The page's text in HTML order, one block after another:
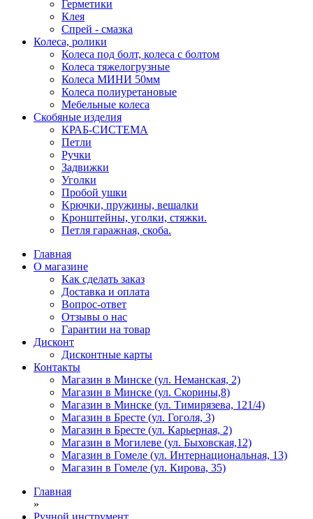
Герметики
Клея
Спрей - смазка
Колеса, ролики
Колеса под болт, колеса с болтом
Колеса тяжелогрузные
Колеса МИНИ 50мм
Колеса полиуретановые
Мебельные колеса
Скобяные изделия
КРАБ-СИСТЕМА
Петли
Ручки
Задвижки
Уголки
Пробой ушки
Kрючки, пружины, вешалки
Кронштейны, уголки, стяжки.
Петля гаражная, скоба.
Главная
О магазине
Как сделать заказ
Доставка и оплата
Вопрос-ответ
Отзывы о нас
Гарантии на товар
Дисконт
Дисконтные карты
Контакты
Магазин в Минске (ул. Неманская, 2)
Магазин в Минске (ул. Скорины,8)
Магазин в Минске (ул. Тимирязева, 121/4)
Магазин в Бресте (ул. Гоголя, 3)
Магазин в Бресте (ул. Карьерная, 2)
Магазин в Могилеве (ул. Быховская,12)
Магазин в Гомеле (ул. Интернациональная, 13)
Магазин в Гомеле (ул. Кирова, 35)
Главная
»